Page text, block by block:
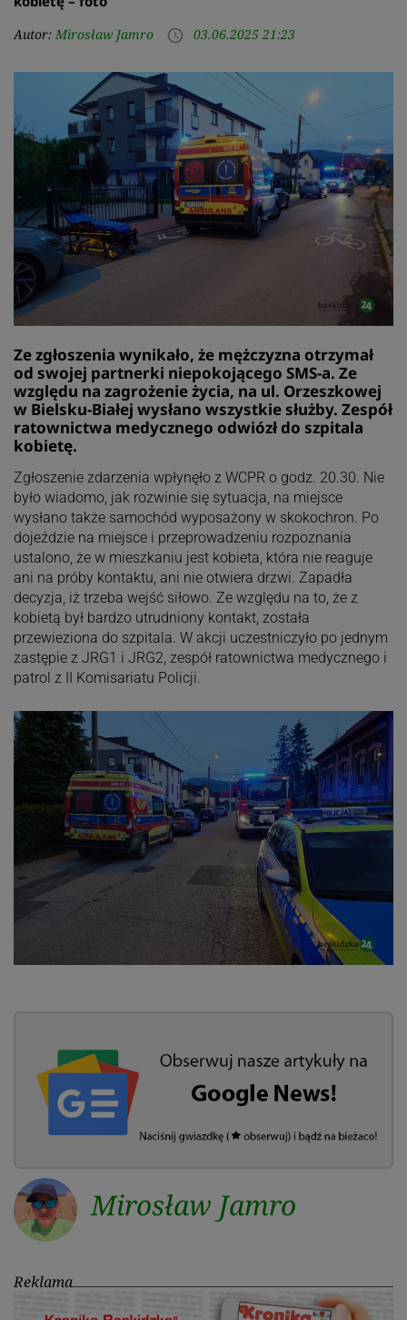
Autor: Mirosław Jamro access_time 03.06.2025 21:23
Ze zgłoszenia wynikało, że mężczyzna otrzymał
od swojej partnerki niepokojącego SMS-a. Ze
względu na zagrożenie życia, na ul. Orzeszkowej
w Bielsku-Białej wysłano wszystkie służby. Zespół
ratownictwa medycznego odwiózł do szpitala
kobietę.
Zgłoszenie zdarzenia wpłynęło z WCPR o godz. 20.30. Nie
było wiadomo, jak rozwinie się sytuacja, na miejsce
wysłano także samochód wyposażony w skokochron. Po
dojeździe na miejsce i przeprowadzeniu rozpoznania
ustalono, że w mieszkaniu jest kobieta, która nie reaguje
ani na próby kontaktu, ani nie otwiera drzwi. Zapadła
decyzja, iż trzeba wejść siłowo. Ze względu na to, że z
kobietą był bardzo utrudniony kontakt, została
przewieziona do szpitala. W akcji uczestniczyło po jednym
zastępie z JRG1 i JRG2, zespół ratownictwa medycznego i
patrol z II Komisariatu Policji.
Mirosław Jamro
Reklama